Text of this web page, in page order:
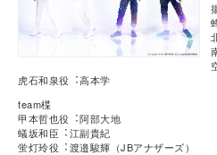
虎石和泉役︓高本学
team楪
甲本哲也役︓阿部大地
蟻坂和臣︓江副貴紀
蛍灯玲役︓渡邉駿輝（JBアナザーズ）